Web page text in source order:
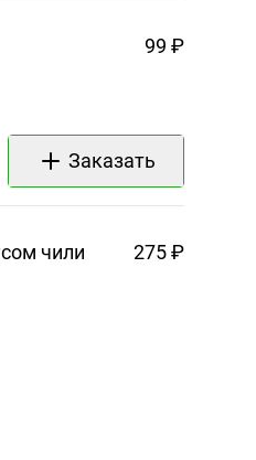
99 ₽
Заказать
чили 275 ₽